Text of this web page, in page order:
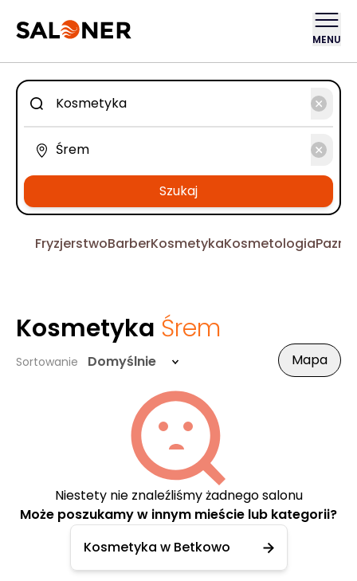
MENU
Szukaj
FryzjerstwoBarberKosmetykaKosmetologia
Kosmetyka Śrem
Sortowanie Domyślnie Mapa
Niestety nie znaleźliśmy żadnego salonu
Może poszukamy w innym mieście lub kategorii?
Kosmetyka w Betkowo